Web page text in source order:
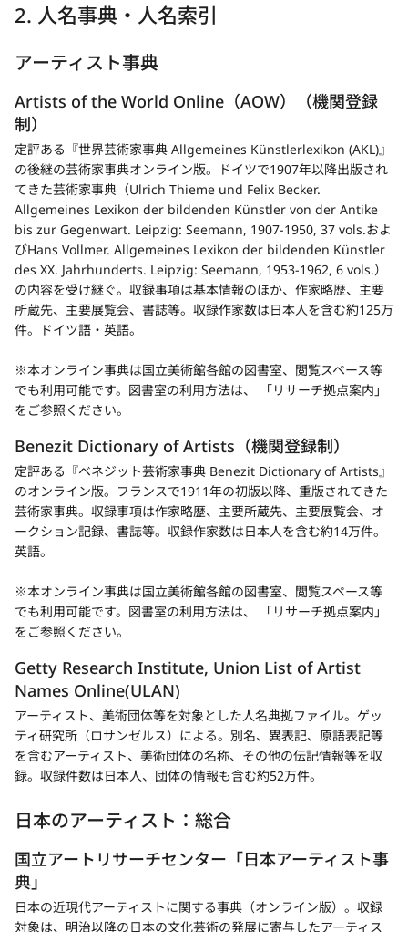
2. 人名事典・人名索引
アーティスト事典
Artists of the World Online（AOW）（機関登録
制）
新
規
タ
ブ
で
開
く
定評ある『世界芸術家事典 Allgemeines Künstlerlexikon (AKL)』
の後継の芸術家事典オンライン版。ドイツで1907年以降出版され
てきた芸術家事典（Ulrich Thieme und Felix Becker.
Allgemeines Lexikon der bildenden Künstler von der Antike
bis zur Gegenwart. Leipzig: Seemann, 1907-1950, 37 vols.およ
びHans Vollmer. Allgemeines Lexikon der bildenden Künstler
des XX. Jahrhunderts. Leipzig: Seemann, 1953-1962, 6 vols.）
の内容を受け継ぐ。収録事項は基本情報のほか、作家略歴、主要
所蔵先、主要展覧会、書誌等。収録作家数は日本人を含む約125万
件。ドイツ語・英語。
※本オンライン事典は国立美術館各館の図書室、閲覧スペース等
でも利用可能です。図書室の利用方法は、 「リサーチ拠点案内
ブ
で
開
」
をご参照ください。
Benezit Dictionary of Artists（機関登録制）
新
規
タ
ブ
く
定評ある『ベネジット芸術家事典 Benezit Dictionary of Artists』
のオンライン版。フランスで1911年の初版以降、重版されてきた
芸術家事典。収録事項は作家略歴、主要所蔵先、主要展覧会、オ
ークション記録、書誌等。収録作家数は日本人を含む約14万件。
英語。
※本オンライン事典は国立美術館各館の図書室、閲覧スペース等
でも利用可能です。図書室の利用方法は、 「リサーチ拠点案内
開
く
」
をご参照ください。
Getty Research Institute, Union List of Artist
Names Online(ULAN)
新
規
タ
ブ
開
アーティスト、美術団体等を対象とした人名典拠ファイル。ゲッ
ティ研究所（ロサンゼルス）による。別名、異表記、原語表記等
を含むアーティスト、美術団体の名称、その他の伝記情報等を収
録。収録件数は日本人、団体の情報も含む約52万件。
日本のアーティスト：総合
国立アートリサーチセンター「日本アーティスト事
典」
日本の近現代アーティストに関する事典（オンライン版）。収録
対象は、明治以降の日本の文化芸術の発展に寄与したアーティス